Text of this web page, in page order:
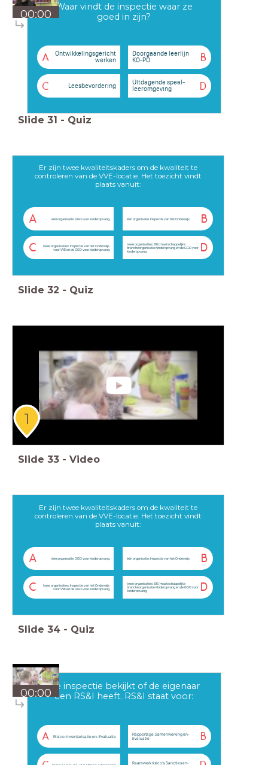
00:00
Waar vindt de inspectie waar ze
goed in zijn?
A
Ontwikkelingsgericht
werken
B
Doorgaande leerlijn
KO-PO
C Leesbevordering D
Uitdagende speel-
leeromgeving
Slide 31 - Quiz
Er zijn twee kwaliteitskaders om de kwaliteit te
controleren van de VVE-locatie. Het toezicht vindt
plaats vanuit:
A één organisatie: GGD voor kinderopvang B
één organisatie: Inspectie van het Onderwijs
C twee organisaties: Inspectie van het Onderwijs
voor VVE en de GGD voor kinderopvang D
twee organisaties: BK (maatschappelijke
brancheorganisatie Kinderopvang en de GGD voor
kinderopvang
Slide 32 - Quiz
1
Slide 33 - Video
Er zijn twee kwaliteitskaders om de kwaliteit te
controleren van de VVE-locatie. Het toezicht vindt
plaats vanuit:
A één organisatie: GGD voor kinderopvang B
één organisatie: Inspectie van het Onderwijs
C twee organisaties: Inspectie van het Onderwijs
voor VVE en de GGD voor kinderopvang D
twee organisaties: BK (maatschappelijke
brancheorganisatie Kinderopvang en de GGD voor
kinderopvang
Slide 34 - Quiz
00:00
De inspectie bekijkt of de eigenaar
een RS&I heeft. RS&I staat voor:
A Risico-Inventarisatie en-Evaluatie B
Rapportage, Samenwerking en-
Evaluatie
Raamwerk risico’s, Sancties en-